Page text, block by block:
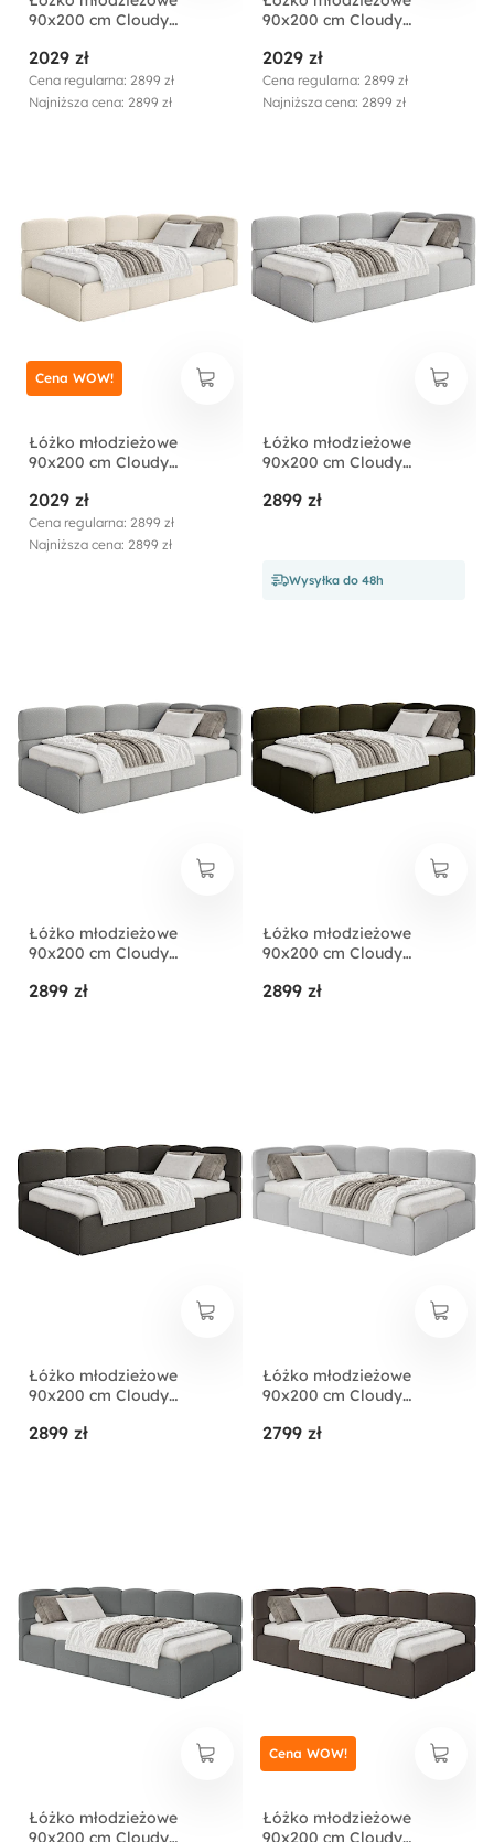
90x200 cm Cloudy
pojemnikiem oliwkowe
boucle
2029 zł
Cena regularna: 2899 zł
Najniższa cena: 2899 zł
90x200 cm Cloudy
pojemnikiem brązowe
boucle
2029 zł
Cena regularna: 2899 zł
Najniższa cena: 2899 zł
Łóżko młodzieżowe
90x200 cm Cloudy
pojemnikiem jasnobeżowe
boucle
2029 zł
Cena regularna: 2899 zł
Najniższa cena: 2899 zł
Cena WOW!
Łóżko młodzieżowe
90x200 cm Cloudy
pojemnikiem szarobeżowe
2899 zł
Wysyłka do 48h
Łóżko młodzieżowe
90x200 cm Cloudy
pojemnikiem szare boucle
2899 zł
Łóżko młodzieżowe
90x200 cm Cloudy
pojemnikiem oliwkowe
2899 zł
Łóżko młodzieżowe
90x200 cm Cloudy
pojemnikiem brązowe
2899 zł
Łóżko młodzieżowe
90x200 cm Cloudy
pojemnikiem jasnoszare
2799 zł
Łóżko młodzieżowe
90x200 cm Cloudy
Łóżko młodzieżowe
90x200 cm Cloudy
Cena WOW!